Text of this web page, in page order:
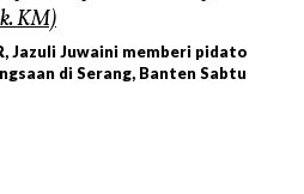
Jazuli Juwaini memberi pidato
di Serang, Banten Sabtu